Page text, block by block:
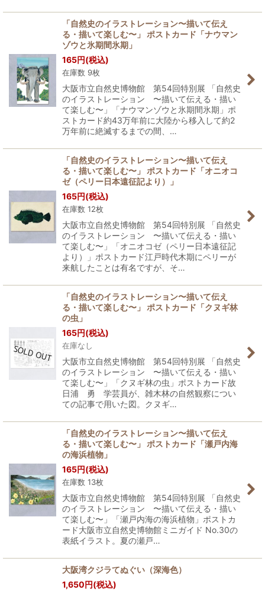
「自然史のイラストレーション〜描いて伝え
る・描いて楽しむ〜」 ポストカード「ナウマン
ゾウと氷期間氷期」
165円(税込)
在庫数 9枚
大阪市立自然史博物館 第54回特別展 「自然史
のイラストレーション 〜描いて伝える・描い
て楽しむ〜」「ナウマンゾウと氷期間氷期」ポ
ストカード約43万年前に大陸から移入して約2
万年前に絶滅するまでの間、…
「自然史のイラストレーション〜描いて伝え
る・描いて楽しむ〜」 ポストカード「オニオコ
ゼ（ペリー日本遠征記より）」
165円(税込)
在庫数 12枚
大阪市立自然史博物館 第54回特別展 「自然史
のイラストレーション 〜描いて伝える・描い
て楽しむ〜」「オニオコゼ（ペリー日本遠征記
より）」ポストカード江戸時代木期にペリーが
来航したことは有名ですが、そ…
「自然史のイラストレーション〜描いて伝え
る・描いて楽しむ〜」 ポストカード「クヌギ林
の虫」
165円(税込)
在庫なし
大阪市立自然史博物館 第54回特別展 「自然史
のイラストレーション 〜描いて伝える・描い
て楽しむ〜」「クヌギ林の虫」ポストカード故
日浦 勇 学芸員が、雑木林の自然観察につい
ての記事で用いた図。クヌギ…
「自然史のイラストレーション〜描いて伝え
る・描いて楽しむ〜」 ポストカード「瀬戸内海
の海浜植物」
165円(税込)
在庫数 13枚
大阪市立自然史博物館 第54回特別展 「自然史
のイラストレーション 〜描いて伝える・描い
て楽しむ〜」「瀬戸内海の海浜植物」ポストカ
ード大阪市立自然史博物館ミニガイド No.30の
表紙イラスト。夏の瀬戸…
大阪湾クジラてぬぐい（深海色）
1,650円(税込)